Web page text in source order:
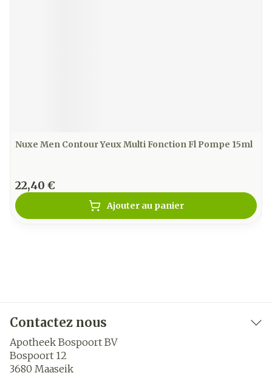
Nuxe Men Contour Yeux Multi Fonction Fl Pompe 15ml
22,40 €
Ajouter au panier
Contactez nous
Apotheek Bospoort BV
Bospoort 12
3680 Maaseik